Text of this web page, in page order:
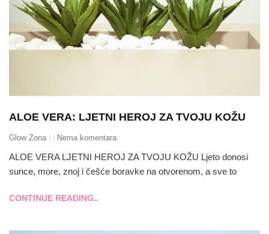
ALOE VERA: LJETNI HEROJ ZA TVOJU KOŽU
Glow Zona Nema komentara
ALOE VERA LJETNI HEROJ ZA TVOJU KOŽU Ljeto donosi
sunce, more, znoj i češće boravke na otvorenom, a sve to
CONTINUE READING..